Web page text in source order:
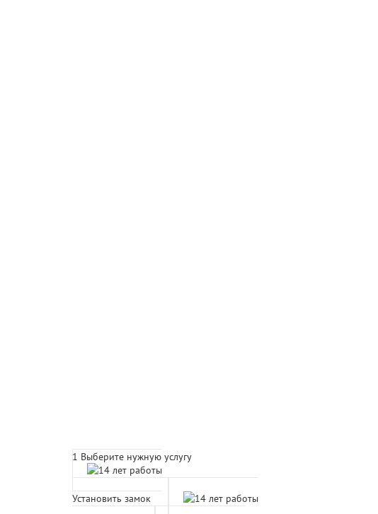
1 Выберите нужную услугу
Установить замок